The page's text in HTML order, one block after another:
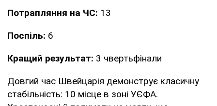
Потрапляння на ЧС: 13
Поспіль: 6
Кращий результат: 3 чвертьфінали
Довгий час Швейцарія демонструє класичну
стабільність: 10 місце в зоні УЄФА.